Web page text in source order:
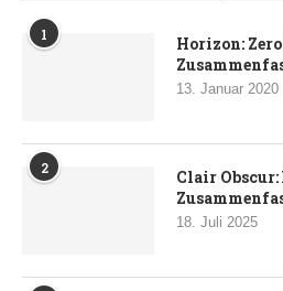
1
Horizon:
13. Januar 2020
2
Clair
18. Juli 2025